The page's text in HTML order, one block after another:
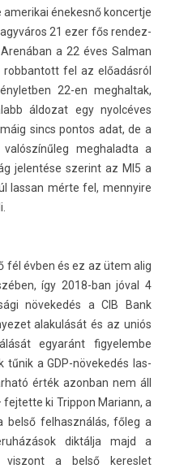
amerikai énekesnő kon­certje
21 ezer fős re­ndez­
a 22 éves Sal­man
fel az előadásról
22-en meg­haltak,
áldozat egy nyolcéves
sincs pon­tos adat, de a
meg­halad­ta a
jelen­tése szerint az MI5 a
las­san mérte fel, men­nyire
fél évben és ez az ütem alig
így 2018-ban jóval 4
növekedés a CIB Bank
al­akulását és az uniós
egyaránt figyelem­be
tűnik a GDP-növekedés las­
érték azon­ban nem áll
ki Tri­ppon Mariann, a
belső fel­használás, főleg a
diktálja majd a
vis­zont a belső keres­let